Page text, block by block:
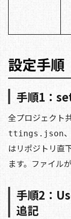
設定手順
手順1：
全プロジェクト
ttings.json
はリポジトリ直
ます。ファイル
手順2：
追記